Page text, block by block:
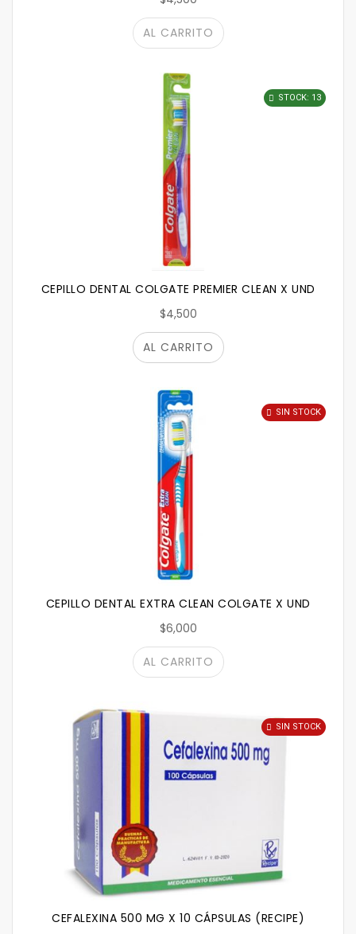
AL CARRITO
CEPILLO DENTAL COLGATE PREMIER CLEAN X UND
$4,500
STOCK: 13
AL CARRITO
CEPILLO DENTAL EXTRA CLEAN COLGATE X UND
$6,000
AL CARRITO
SIN STOCK
CEFALEXINA 500 MG X 10 CÁPSULAS (RECIPE)
SIN STOCK